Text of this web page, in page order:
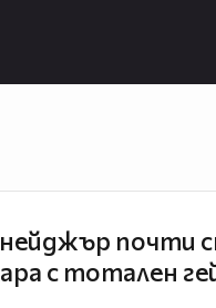
почти
с тотален